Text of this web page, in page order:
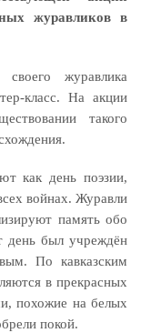
журавликов в
журавлика
класс. На акции
такого
как день поэзии,
войнах. Журавли
память обо
день был учреждён
По кавказским
в прекрасных
похожие на белых
покой.